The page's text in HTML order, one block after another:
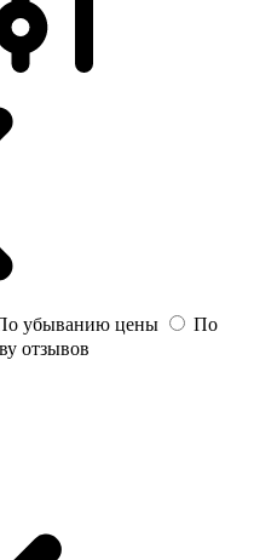
убыванию цены
По
отзывов